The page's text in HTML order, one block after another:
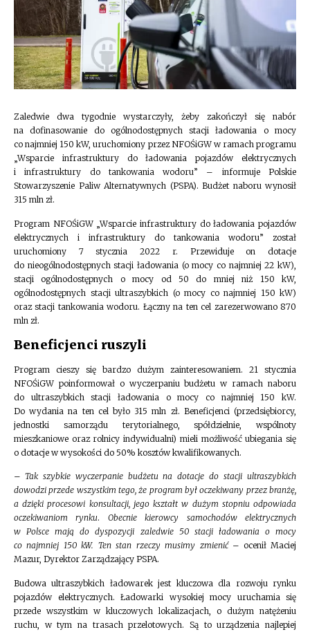
Zaledwie dwa tygodnie wystarczyły, żeby zakończył się nabór
na dofinasowanie do ogólnodostępnych stacji ładowania o mocy
co najmniej 150 kW, uruchomiony przez NFOŚiGW w ramach programu
„Wsparcie infrastruktury do ładowania pojazdów elektrycznych
i infrastruktury do tankowania wodoru” – informuje Polskie
Stowarzyszenie Paliw Alternatywnych (PSPA). Budżet naboru wynosił
315 mln zł.
Program NFOŚiGW „Wsparcie infrastruktury do ładowania pojazdów
elektrycznych i infrastruktury do tankowania wodoru” został
uruchomiony 7 stycznia 2022 r. Przewiduje on dotacje
do nieogólnodostępnych stacji ładowania (o mocy co najmniej 22 kW),
stacji ogólnodostępnych o mocy od 50 do mniej niż 150 kW,
ogólnodostępnych stacji ultraszybkich (o mocy co najmniej 150 kW)
oraz stacji tankowania wodoru. Łączny na ten cel zarezerwowano 870
mln zł.
Beneficjenci ruszyli
Program cieszy się bardzo dużym zainteresowaniem. 21 stycznia
NFOŚiGW poinformował o wyczerpaniu budżetu w ramach naboru
do ultraszybkich stacji ładowania o mocy co najmniej 150 kW.
Do wydania na ten cel było 315 mln zł. Beneficjenci (przedsiębiorcy,
jednostki samorządu terytorialnego, spółdzielnie, wspólnoty
mieszkaniowe oraz rolnicy indywidualni) mieli możliwość ubiegania się
o dotacje w wysokości do 50% kosztów kwalifikowanych.
– Tak szybkie wyczerpanie budżetu na dotacje do stacji ultraszybkich
dowodzi przede wszystkim tego, że program był oczekiwany przez branżę,
a dzięki procesowi konsultacji, jego kształt w dużym stopniu odpowiada
oczekiwaniom rynku. Obecnie kierowcy samochodów elektrycznych
w Polsce mają do dyspozycji zaledwie 50 stacji ładowania o mocy
co najmniej 150 kW. Ten stan rzeczy musimy zmienić – ocenił Maciej
Mazur, Dyrektor Zarządzający PSPA.
Budowa ultraszybkich ładowarek jest kluczowa dla rozwoju rynku
pojazdów elektrycznych. Ładowarki wysokiej mocy uruchamia się
przede wszystkim w kluczowych lokalizacjach, o dużym natężeniu
ruchu, w tym na trasach przelotowych. Są to urządzenia najlepiej